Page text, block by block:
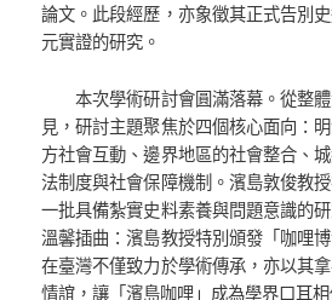
論文。此段經歷，亦象徵其正式告別
元實證的研究。
本次學術研討會圓滿落幕。從整體
見，研討主題聚焦於四個核心面向：
方社會互動、邊界地區的社會整合、
法制度與社會保障機制。濱島敦俊教
一批具備紮實史料素養與問題意識的
溫馨插曲：濱島教授特別頒發「咖哩
在臺灣不僅致力於學術傳承，亦以其
情誼，讓「濱島咖哩」成為學界口耳